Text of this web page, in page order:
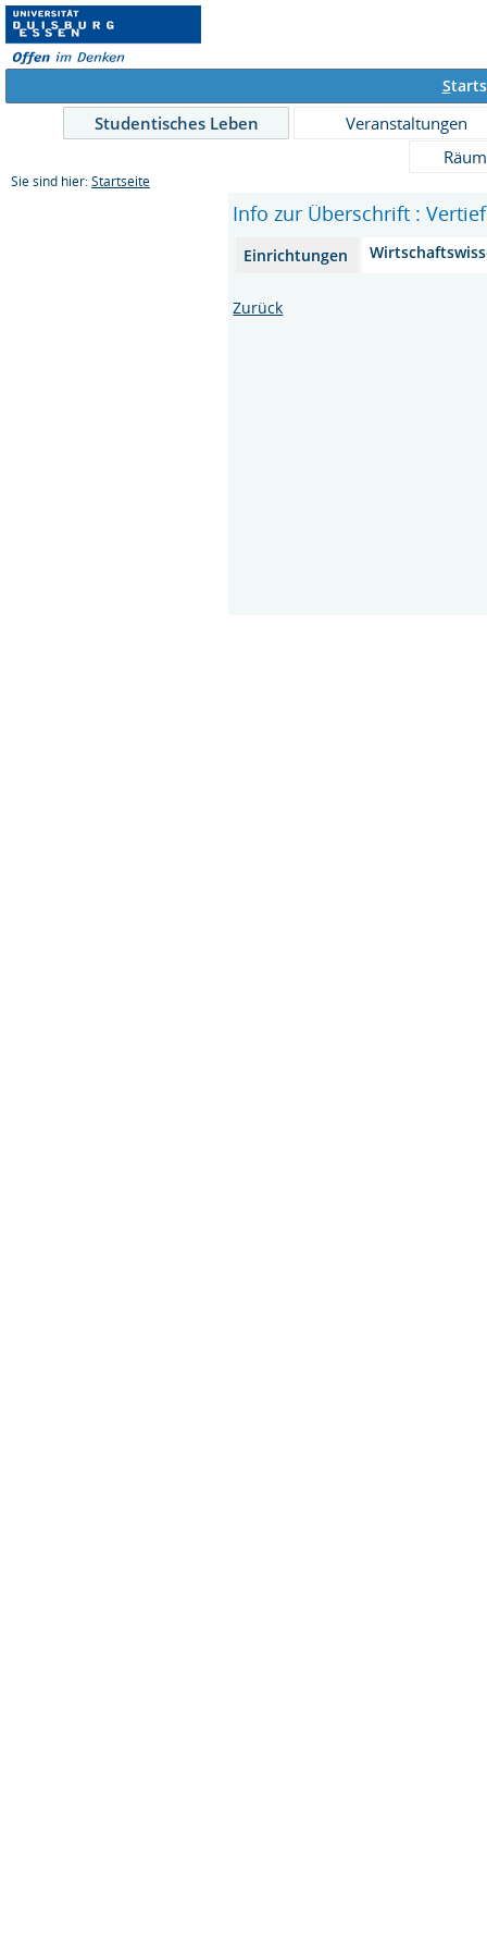
S
Studentisches Leben
Veranstaltungen
Sie sind hier: Startseite
Info zur Überschrift :
Einrichtungen
Zurück